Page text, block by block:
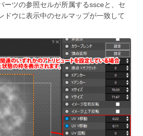
ーツの参照セルが所属するssceと、セ
ドウに表示中のセルマップが一致して